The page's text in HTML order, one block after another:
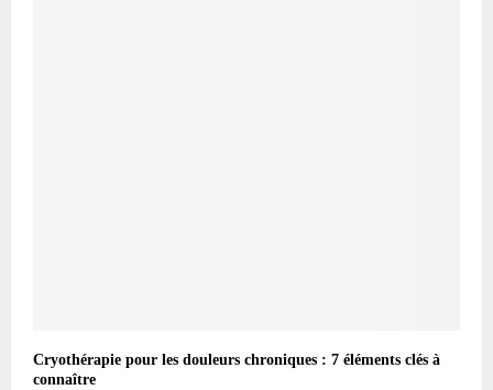
Cryothérapie pour les douleurs chroniques : 7 éléments clés à
connaître